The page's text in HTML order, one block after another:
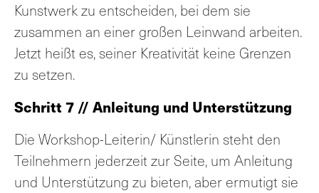
Kunstwerk zu entscheiden, bei dem sie
zusammen an einer großen Leinwand arbeiten.
Jetzt heißt es, seiner Kreativität keine Grenzen
zu setzen.
Schritt 7 // Anleitung und Unterstützung
Die Workshop-Leiterin/ Künstlerin steht den
Teilnehmern jederzeit zur Seite, um Anleitung
und Unterstützung zu bieten, aber ermutigt sie